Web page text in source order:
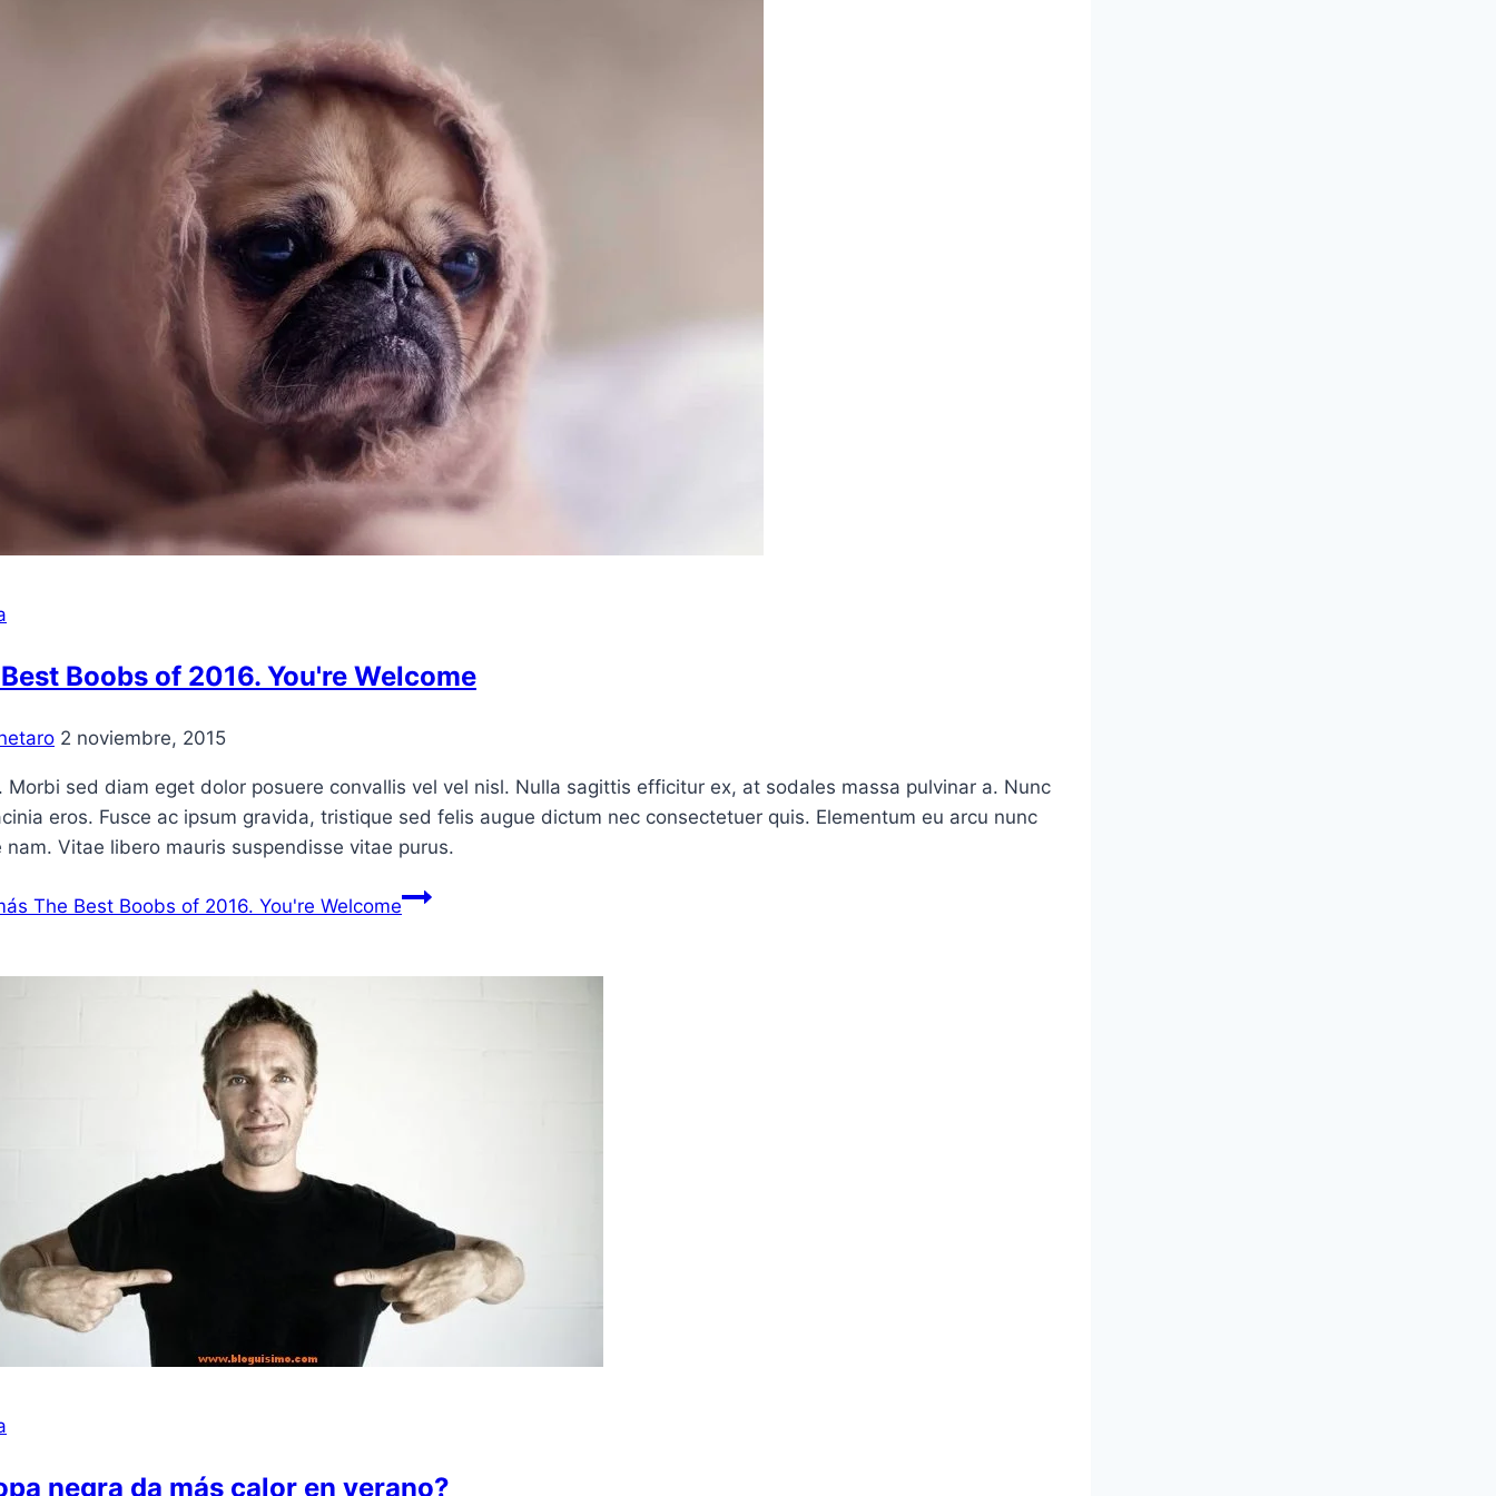
Boobs of 2016. You're Welcome
2 noviembre, 2015
Morbi sed diam eget dolor posuere convallis vel vel nisl. Nulla sagittis efficitur ex, at sodales massa pulvinar a. Nunc
eros. Fusce ac ipsum gravida, tristique sed felis augue dictum nec consectetuer quis. Elementum eu arcu nunc
nam. Vitae libero mauris suspendisse vitae purus.
The Best Boobs of 2016. You're Welcome
negra da más calor en verano?